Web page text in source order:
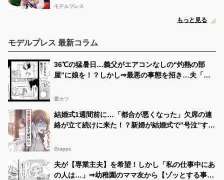
モデルプレス
もっと見る
モデルプレス 最新コラム
36℃の猛暑日…義父がエアコンなしの“灼熱の部
屋”に娘を！？しかし⇒最悪の事態を招き…夫「父
愛カツ
結婚式1週間前に…「都合が悪くなった」欠席の連
絡が立て続けに来た！？新婦が結婚式で”号泣”する
Grapps
夫が【専業主夫】を希望！しかし「私の仕事中にあ
の人は…」⇒幼稚園のママ友から【ゾッとする事